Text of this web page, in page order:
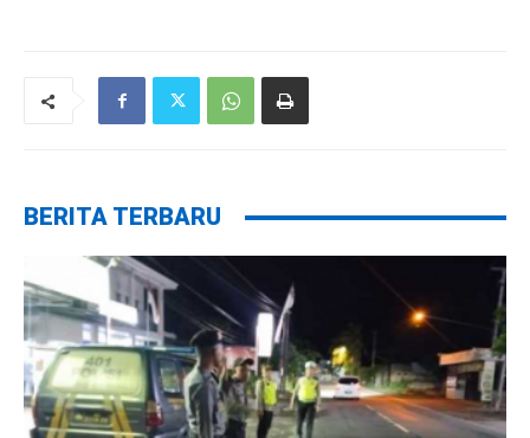
BERITA TERBARU